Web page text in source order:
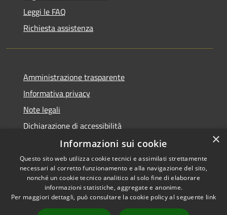
Leggi le FAQ
Richiesta assistenza
Amministrazione trasparente
Informativa privacy
Note legali
Dichiarazione di accessibilità
Accessibilità
Privacy
Copyright © 2026 • Comune di
Palazzo Adriano • Powered by
Municipium•Accesso
×
Informazioni sui cookie
Questo sito web utilizza cookie tecnici e assimilati strettamente
necessari al corretto funzionamento e alla navigazione del sito,
nonché un cookie tecnico analitico al solo fine di elaborare
informazioni statistiche, aggregate e anonime.
Per maggiori dettagli, può consultare la cookie policy al seguente link